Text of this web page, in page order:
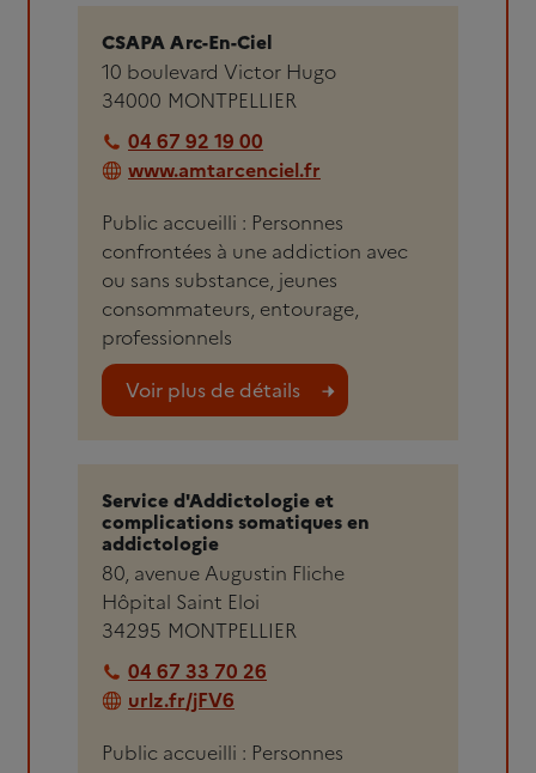
CSAPA Arc-En-Ciel
10 boulevard Victor Hugo
34000 MONTPELLIER
04 67 92 19 00
www.amtarcenciel.fr
Public accueilli : Personnes
confrontées à une addiction avec
ou sans substance, jeunes
consommateurs, entourage,
professionnels
Voir plus de détails
Service d'Addictologie et
complications somatiques en
addictologie
80, avenue Augustin Fliche
Hôpital Saint Eloi
34295 MONTPELLIER
04 67 33 70 26
urlz.fr/jFV6
Public accueilli : Personnes